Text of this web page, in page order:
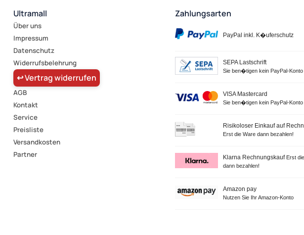
Ultramall
Über uns
Impressum
Datenschutz
Widerrufsbelehrung
↩ Vertrag widerrufen
AGB
Kontakt
Service
Preisliste
Versandkosten
Partner
Zahlungsarten
PayPal inkl. K�uferschutz
SEPA Lastschrift
Sie ben�tigen kein PayPal-Konto
VISA Mastercard
Sie ben�tigen kein PayPal-Konto
Risikoloser Einkauf auf
Erst die Ware dann bezahlen!
Klarna Rechnungskauf Erst
dann bezahlen!
Amazon pay
Nutzen Sie Ihr Amazon-Konto